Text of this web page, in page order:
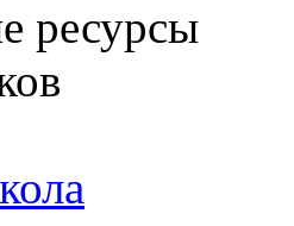
ресурсы